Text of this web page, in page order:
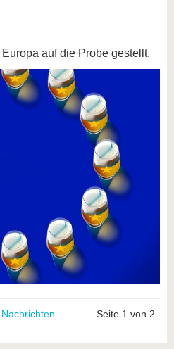
auf die Probe gestellt.
Seite 1 von 2